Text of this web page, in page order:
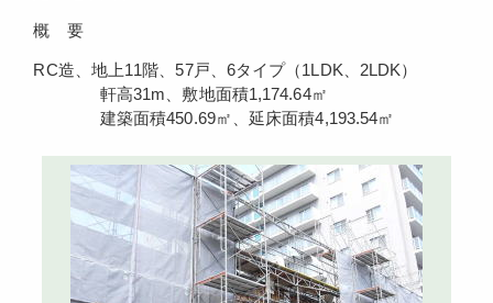
概 要
RC造、地上11階、57戸、6タイプ（1LDK、2LDK）
軒高31m、敷地面積1,174.64㎡
建築面積450.69㎡、延床面積4,193.54㎡